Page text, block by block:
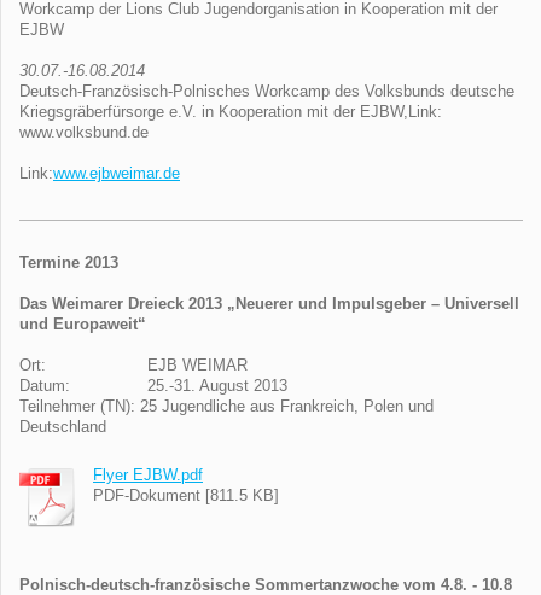
Workcamp der Lions Club Jugendorganisation in Kooperation mit der
EJBW
30.07.-16.08.2014
Deutsch-Französisch-Polnisches Workcamp des Volksbunds deutsche
Kriegsgräberfürsorge e.V. in Kooperation mit der EJBW,Link:
www.volksbund.de
Link:www.ejbweimar.de
Termine 2013
Das Weimarer Dreieck 2013 „Neuerer und Impulsgeber – Universell
und Europaweit“
Ort: EJB WEIMAR
Datum: 25.-31. August 2013
Teilnehmer (TN): 25 Jugendliche aus Frankreich, Polen und
Deutschland
Flyer EJBW.pdf
PDF-Dokument [811.5 KB]
Polnisch-deutsch-französische Sommertanzwoche vom 4.8. - 10.8